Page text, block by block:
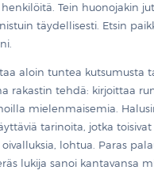
Tein huonojakin
täydellisesti. Etsin
aloin tuntea kutsumusta
rakastin tehdä: kirjoittaa
mielenmaisemia.
tarinoita, jotka
lohtua. Paras
lukija sanoi kantavansa